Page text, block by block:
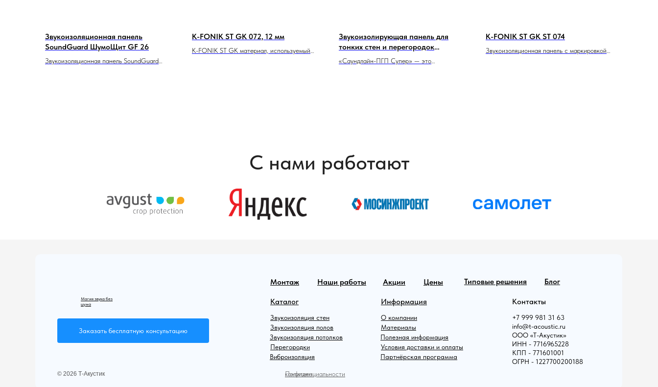
Звукоизоляционная панель
SoundGuard ШумоЩит GF 26
Звукоизоляционная панель SoundGuard
K-FONIK ST GK 072, 12 мм
K-FONIK ST GK материал, используемый
Звукоизолирующая панель для
тонких стен и перегородок
Саундлайн-ПГП Супер
«Саундлайн-ПГП Супер» — это
мм и ширину 600 мм.
K-FONIK ST GK ST 074
Звукоизоляционная панель с маркировкой
С нами работают
Заказать бесплатную консультацию
Магия звука без
шума
Политика конфиденциальности
© 2026 Т-Акустик
Каталог
Звукоизоляция стен
Звукоизоляция полов
Звукоизоляция потолков
Перегородки
Виброизоляция
Информация
О компании
Материалы
Полезная информация
Условия доставки и оплаты
Партнёрская программа
Контакты
+7 999 981 31 63
info@t-acoustic.ru
ООО «Т-Акустик»
ИНН - 7716965228
КПП - 771601001
ОГРН - 1227700200188
Монтаж Наши работы Акции Цены Типовые решения Блог